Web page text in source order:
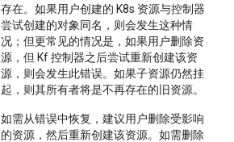
存在。如果用户创建的 K8s 资源与控制器
尝试创建的对象同名，则会发生这种情
况；但更常见的情况是，如果用户删除资
源，但 Kf 控制器之后尝试重新创建该资
源，则会发生此错误。如果子资源仍然挂
起，则其所有者将是不再存在的旧资源。
如需从错误中恢复，建议用户删除受影响
的资源，然后重新创建该资源。如需删除